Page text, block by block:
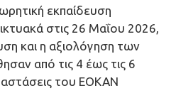
εκπαίδευση
στις 26 Μαΐου 2026,
και η αξιολόγηση των
από τις 4 έως τις 6
του ΕΟΚΑΝ